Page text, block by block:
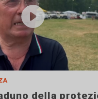
della